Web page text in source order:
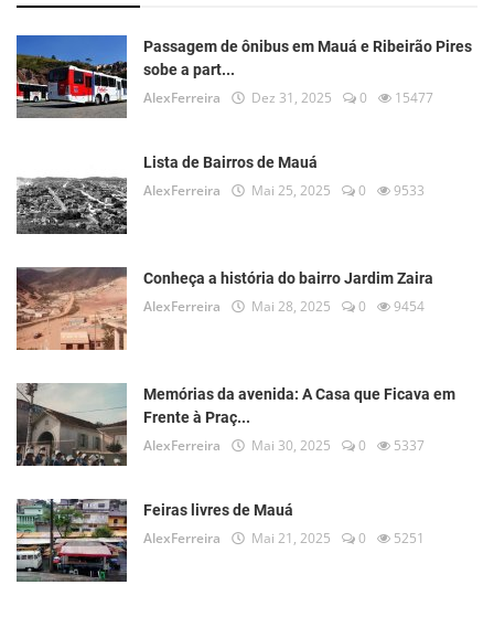
Passagem de ônibus em Mauá e Ribeirão Pires
sobe a part...
AlexFerreira Dez 31, 2025 0 15477
Lista de Bairros de Mauá
AlexFerreira Mai 25, 2025 0 9533
Conheça a história do bairro Jardim Zaira
AlexFerreira Mai 28, 2025 0 9454
Memórias da avenida: A Casa que Ficava em
Frente à Praç...
AlexFerreira Mai 30, 2025 0 5337
Feiras livres de Mauá
AlexFerreira Mai 21, 2025 0 5251